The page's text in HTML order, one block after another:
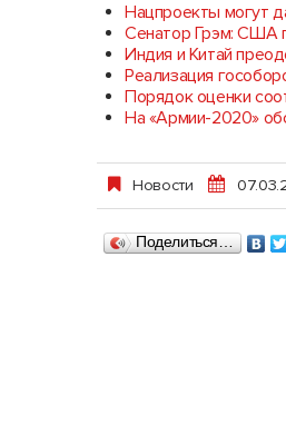
Нацпроекты могут
Сенатор Грэм: США
Индия и Китай
Реализация
Порядок оценки
На «Армии-2020»
Новости
Поделиться…